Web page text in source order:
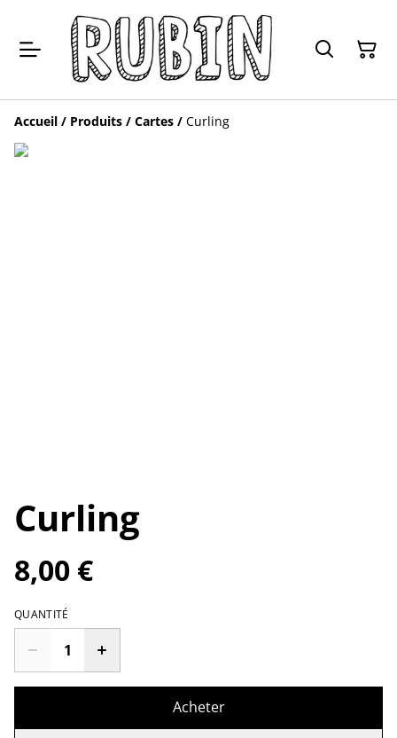
Accueil / Produits / Cartes / Curling
Curling
8,00 €
QUANTITÉ
Acheter